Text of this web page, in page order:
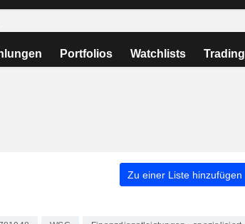
Portfolios Watchlists Trading
Zu einer Liste hinzufügen